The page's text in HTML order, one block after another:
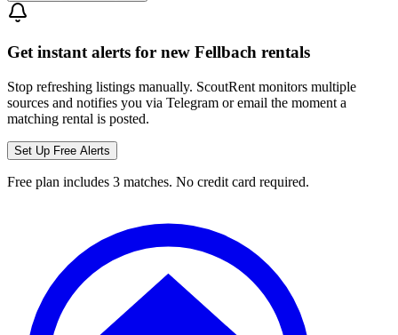
Get instant alerts for new Fellbach rentals
Stop refreshing listings manually. ScoutRent monitors multiple
sources and notifies you via Telegram or email the moment a
matching rental is posted.
Set Up Free Alerts
Free plan includes 3 matches. No credit card required.